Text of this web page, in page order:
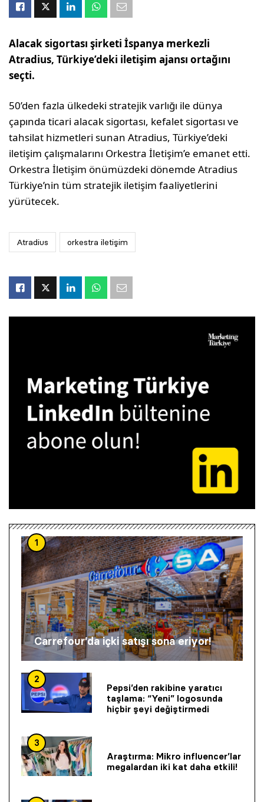
Alacak sigortası şirketi İspanya merkezli
Atradius, Türkiye’deki iletişim ajansı ortağını
seçti.
50’den fazla ülkedeki stratejik varlığı ile dünya
çapında ticari alacak sigortası, kefalet sigortası ve
tahsilat hizmetleri sunan Atradius, Türkiye’deki
iletişim çalışmalarını Orkestra İletişim’e emanet etti.
Orkestra İletişim önümüzdeki dönemde Atradius
Türkiye’nin tüm stratejik iletişim faaliyetlerini
yürütecek.
Atradius orkestra iletişim
1
Carrefour’da içki satışı sona eriyor!
2
Pepsi’den rakibine yaratıcı
taşlama: “Yeni” logosunda
hiçbir şeyi değiştirmedi
3
Araştırma: Mikro influencer’lar
megalardan iki kat daha etkili!